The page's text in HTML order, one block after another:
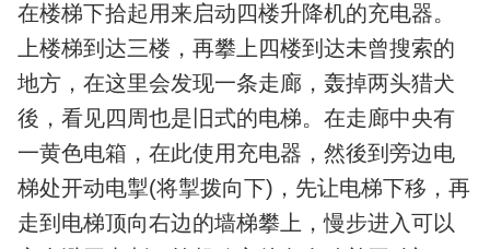
在楼梯下拾起用来启动四楼升降机的充电器。
上楼梯到达三楼，再攀上四楼到达未曾搜索的
地方，在这里会发现一条走廊，轰掉两头猎犬
後，看见四周也是旧式的电梯。在走廊中央有
一黄色电箱，在此使用充电器，然後到旁边电
梯处开动电掣(将掣拨向下)，先让电梯下移，再
走到电梯顶向右边的墙梯攀上，慢步进入可以